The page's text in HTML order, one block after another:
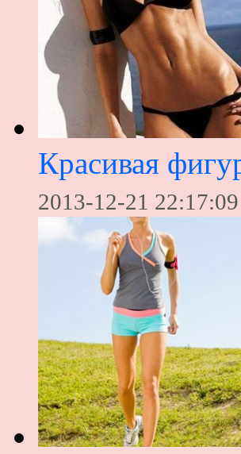
Красивая
2013-12-21 22:17:09